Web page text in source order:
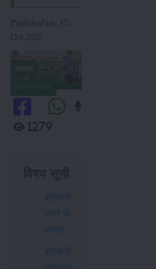
Published on: 17-
Oct-2022
1279
ब्रोकली
खाने के
फायदे :
ब्रोकली